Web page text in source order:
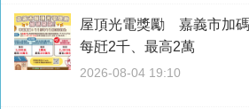
屋頂光電獎勵 嘉義市加碼
每瓩2千、最高2萬
2026-08-04 19:10